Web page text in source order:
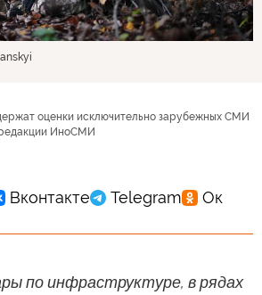
оценки исключительно зарубежных СМИ
ИноСМИ
по инфраструктуре, в рядах